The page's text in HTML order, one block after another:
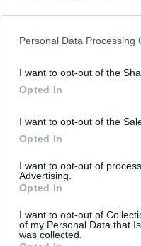
us to third parties on
Personal Data Processing
I want to opt-out of the
Opted In
I want to opt-out of the
Opted In
I want to opt-out of
Advertising.
Opted In
I want to opt-out of
of my Personal Data that
was collected.